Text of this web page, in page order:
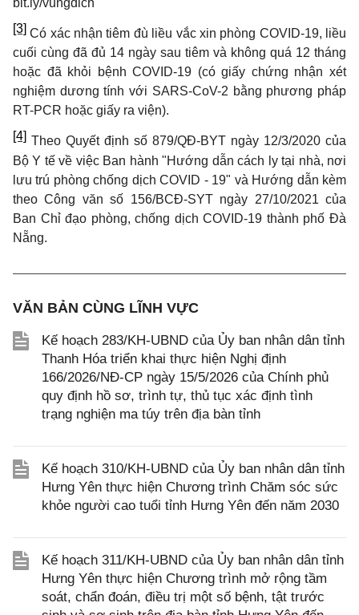
bit. y/vungd ich
[3] Có xác nhận tiêm đù liều vắc xin phòng COVID-19, liều
cuối cùng đã đủ 14 ngày sau tiêm và không quá 12 tháng
hoặc đã khỏi bệnh COVID-19 (có giấy chứng nhận xét
nghiệm dương tính với SARS-CoV-2 bằng phương pháp
RT-PCR hoặc giấy ra viện).
[4] Theo Quyết định số 879/QĐ-BYT ngày 12/3/2020 của
Bộ Y tế về việc Ban hành "Hướng dẫn cách ly tại nhà, nơi
lưu trú phòng chống dịch COVID - 19" và Hướng dẫn kèm
theo Công văn số 156/BCĐ-SYT ngày 27/10/2021 của
Ban Chỉđạo phòng, chống dịch COVID-19 thành phố Đà
Nẵng.
VĂN BẢN CÙNG LĨNH VỰC
Kế hoạch 283/KH-UBND của Ủy ban nhân dân tỉnh
Thanh Hóa triển khai thực hiện Nghị định
166/2026/NĐ-CP ngày 15/5/2026 của Chính phủ
quy định hồ sơ, trình tự, thủ tục xác định tình
trạng nghiện ma túy trên địa bàn tỉnh
Kế hoạch 310/KH-UBND của Ủy ban nhân dân tỉnh
Hưng Yên thực hiện Chương trình Chăm sóc sức
khỏe người cao tuổi tỉnh Hưng Yên đến năm 2030
Kế hoạch 311/KH-UBND của Ủy ban nhân dân tỉnh
Hưng Yên thực hiện Chương trình mở rộng tầm
soát, chẩn đoán, điều trị một số bệnh, tật trước